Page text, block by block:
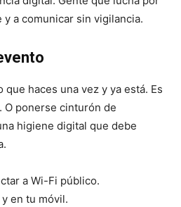
a comunicar sin vigilancia.
que haces una vez y ya está. Es
O ponerse cinturón de
higiene digital que debe
a Wi-Fi público.
en tu móvil.